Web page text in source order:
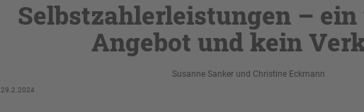
Selbstzahlerleistungen –
Angebot und kein
Susanne Sanker und Christine Eckmann
29.2.2024